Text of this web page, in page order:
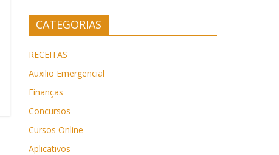
CATEGORIAS
RECEITAS
Auxilio Emergencial
Finanças
Concursos
Cursos Online
Aplicativos